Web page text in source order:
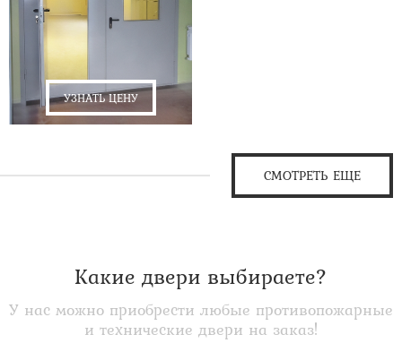
УЗНАТЬ ЦЕНУ
СМОТРЕТЬ ЕЩЕ
Какие двери выбираете?
У нас можно приобрести любые противопожарные
и технические двери на заказ!